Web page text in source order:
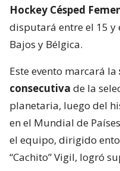
Hockey Césped
disputará entre el 15 y
Bajos y Bélgica.
Este evento marcará la
consecutiva de la
planetaria, luego del
en el Mundial de
el equipo, dirigido
“Cachito” Vigil, logró